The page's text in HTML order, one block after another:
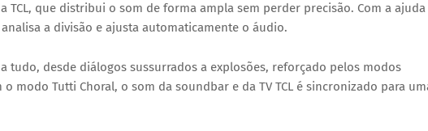
TCL, que distribui o som de forma ampla sem perder precisão. Com a ajuda
a divisão e ajusta automaticamente o áudio.
tudo, desde diálogos sussurrados a explosões, reforçado pelos modos
modo Tutti Choral, o som da soundbar e da TV TCL é sincronizado para